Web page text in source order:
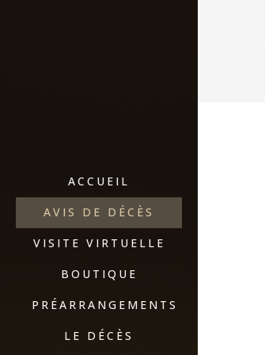
ACCUEIL
AVIS DE DÉCÈS
VISITE VIRTUELLE
BOUTIQUE
PRÉARRANGEMENTS
LE DÉCÈS